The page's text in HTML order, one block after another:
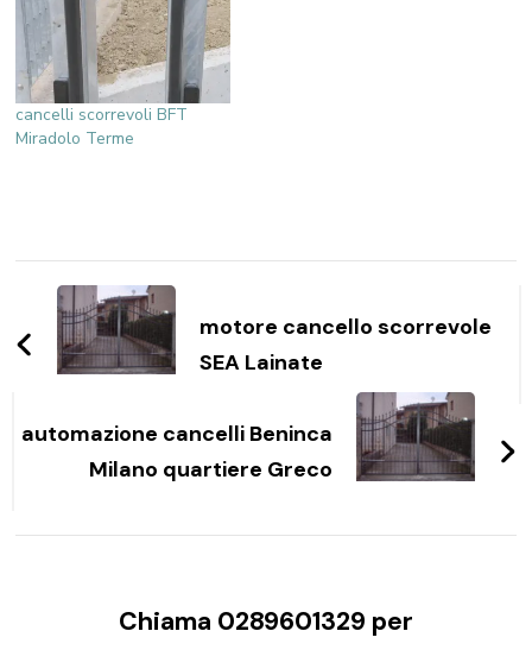
cancelli scorrevoli BFT
Miradolo Terme
Navigazione
articoli
motore cancello scorrevole
SEA Lainate
automazione cancelli Beninca
Milano quartiere Greco
Chiama 0289601329 per